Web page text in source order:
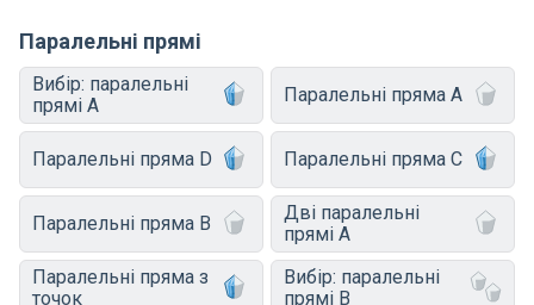
Паралельні прямі
Вибір: паралельні
прямі A
Паралельні пряма A
Паралельні пряма D Паралельні пряма C
Паралельні пряма B
Дві паралельні
прямі A
Паралельні пряма з
точок
Вибір: паралельні
прямі B